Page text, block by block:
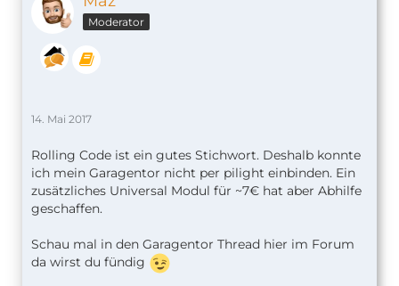
Moderator
14. Mai 2017
Rolling Code ist ein gutes Stichwort. Deshalb konnte
ich mein Garagentor nicht per pilight einbinden. Ein
zusätzliches Universal Modul für ~7€ hat aber Abhilfe
geschaffen.
Schau mal in den Garagentor Thread hier im Forum
da wirst du fündig